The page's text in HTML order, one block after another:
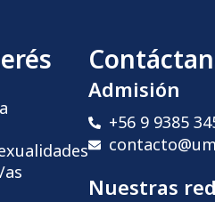
Admisión
+56 9 9385
Nuestras